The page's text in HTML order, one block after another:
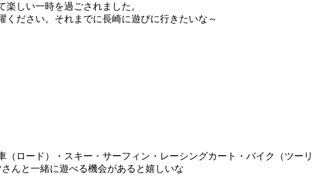
しい一時を過ごされました。
ださい。それまでに長崎に遊びに行きたいな～
ロード）・スキー・サーフィン・レーシングカート・バイク（ツーリ
んと一緒に遊べる機会があると嬉しいな